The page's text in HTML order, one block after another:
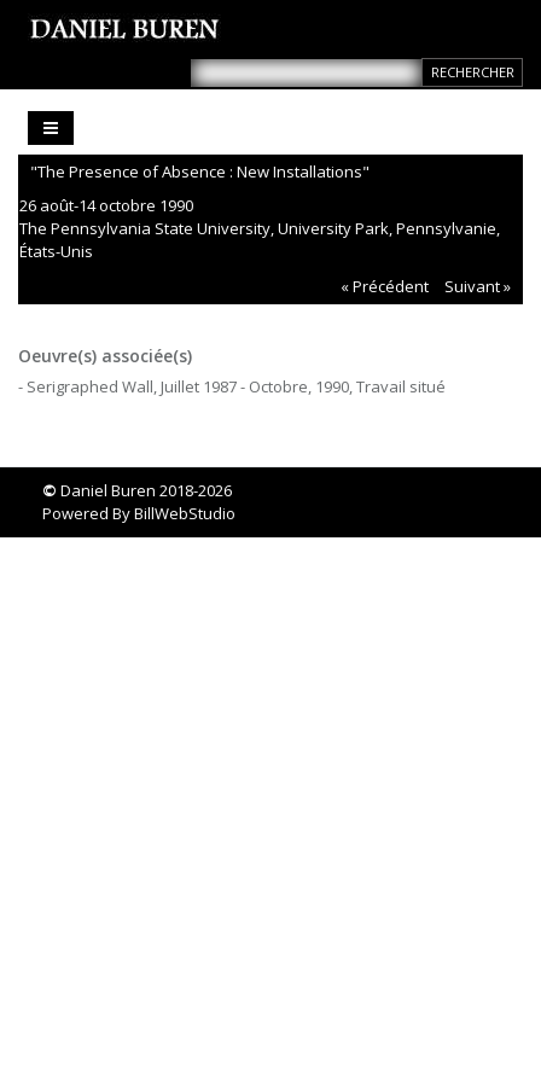
"The Presence of Absence : New Installations"
26 août-14 octobre 1990
The Pennsylvania State University, University Park, Pennsylvanie,
États-Unis
« Précédent
Suivant »
Oeuvre(s) associée(s)
- Serigraphed Wall, Juillet 1987 - Octobre, 1990, Travail situé
© Daniel Buren 2018-2026
Powered ByBillWebStudio